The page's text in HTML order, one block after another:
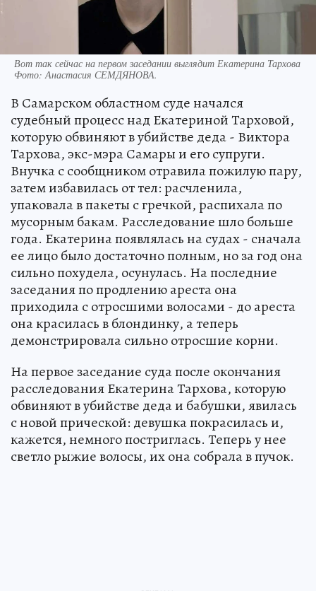
Вот так сейчас на первом заседании выглядит Екатерина Тархова
Фото: Анастасия СЕМДЯНОВА.
В Самарском областном суде начался
судебный процесс над Екатериной Тарховой,
которую обвиняют в убийстве деда - Виктора
Тархова, экс-мэра Самары и его супруги.
Внучка с сообщником отравила пожилую пару,
затем избавилась от тел: расчленила,
упаковала в пакеты с гречкой, распихала по
мусорным бакам. Расследование шло больше
года. Екатерина появлялась на судах - сначала
ее лицо было достаточно полным, но за год она
сильно похудела, осунулась. На последние
заседания по продлению ареста она
приходила с отросшими волосами - до ареста
она красилась в блондинку, а теперь
демонстрировала сильно отросшие корни.
На первое заседание суда после окончания
расследования Екатерина Тархова, которую
обвиняют в убийстве деда и бабушки, явилась
с новой прической: девушка покрасилась и,
кажется, немного постриглась. Теперь у нее
светло рыжие волосы, их она собрала в пучок.